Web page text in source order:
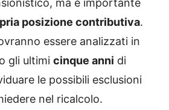
posizione contributiva.
essere analizzati in
gli ultimi cinque anni di
le possibili esclusioni
nel ricalcolo.